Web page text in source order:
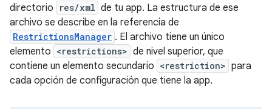
directorio
res/xml de tu app. La estructura de ese
archivo se describe en la referencia de
RestrictionsManager . El archivo tiene un único
elemento <restrictions> de nivel superior, que
contiene un elemento secundario <restriction> para
cada opción de configuración que tiene la app.